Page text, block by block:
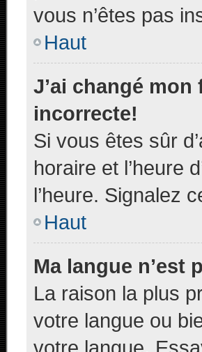
vous n’êtes pas
Haut
J’ai changé
incorrecte!
Si vous êtes sûr
horaire et l’heure
l’heure. Signalez
Haut
Ma langue n’est
La raison la plus
votre langue ou